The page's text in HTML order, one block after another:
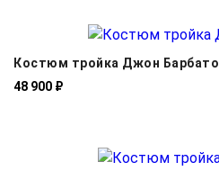
Костюм тройка Джон Барбато
48 900 ₽